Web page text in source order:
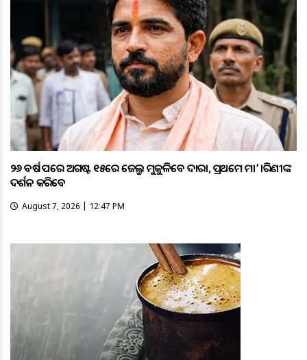
୨୬ ବର୍ଷ ପରେ ଅଗଷ୍ଟ ୧୫ରେ ଜେଲ୍ରୁ ମୁକୁଳିବେ ଦାରା, ପ୍ରଥମେ ମା’ ତାରିଣୀଙ୍କ
ଦର୍ଶନ କରିବେ
August 7, 2026 | 12:47 PM